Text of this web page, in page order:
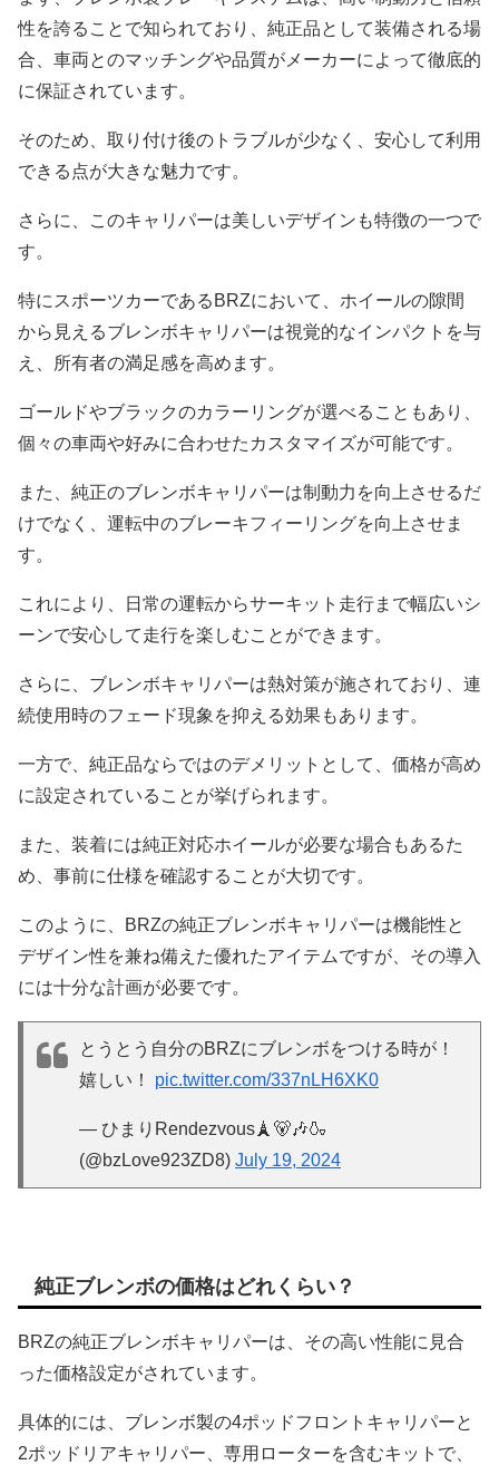
性を誇ることで知られており、純正品として装備される場
合、車両とのマッチングや品質がメーカーによって徹底的
に保証されています。
そのため、取り付け後のトラブルが少なく、安心して利用
できる点が大きな魅力です。
さらに、このキャリパーは美しいデザインも特徴の一つで
す。
特にスポーツカーであるBRZにおいて、ホイールの隙間
から見えるブレンボキャリパーは視覚的なインパクトを与
え、所有者の満足感を高めます。
ゴールドやブラックのカラーリングが選べることもあり、
個々の車両や好みに合わせたカスタマイズが可能です。
また、純正のブレンボキャリパーは制動力を向上させるだ
けでなく、運転中のブレーキフィーリングを向上させま
す。
これにより、日常の運転からサーキット走行まで幅広いシ
ーンで安心して走行を楽しむことができます。
さらに、ブレンボキャリパーは熱対策が施されており、連
続使用時のフェード現象を抑える効果もあります。
一方で、純正品ならではのデメリットとして、価格が高め
に設定されていることが挙げられます。
また、装着には純正対応ホイールが必要な場合もあるた
め、事前に仕様を確認することが大切です。
このように、BRZの純正ブレンボキャリパーは機能性と
デザイン性を兼ね備えた優れたアイテムですが、その導入
には十分な計画が必要です。
とうとう自分のBRZにブレンボをつける時が！
嬉しい！ pic.twitter.com/337nLH6XK0
— ひまりRendezvous🗼🐻🎶🍶
(@bzLove923ZD8) July 19, 2024
純正ブレンボの価格はどれくらい？
BRZの純正ブレンボキャリパーは、その高い性能に見合
った価格設定がされています。
具体的には、ブレンボ製の4ポッドフロントキャリパーと
2ポッドリアキャリパー、専用ローターを含むキットで、